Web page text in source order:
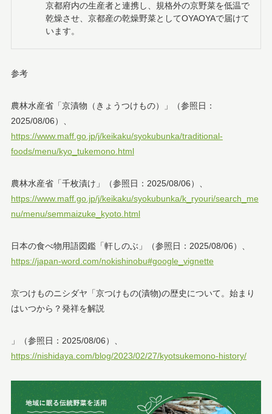
京都府内の生産者と連携し、規格外の京野菜を低温で
乾燥させ、京都産の乾燥野菜としてOYAOYAで届けて
います。
参考
農林水産省「京漬物（きょうつけもの）」（参照日：
2025/08/06）、
https://www.maff.go.jp/j/keikaku/syokubunka/traditional-
foods/menu/kyo_tukemono.html
農林水産省「千枚漬け」（参照日：2025/08/06）、
https://www.maff.go.jp/j/keikaku/syokubunka/k_ryouri/search_me
nu/menu/semmaizuke_kyoto.html
日本の食べ物用語図鑑「軒しのぶ」（参照日：2025/08/06）、
https://japan-word.com/nokishinobu#google_vignette
京つけものニシダヤ「京つけもの(漬物)の歴史について。始まり
はいつから？発祥を解説
」（参照日：2025/08/06）、
https://nishidaya.com/blog/2023/02/27/kyotsukemono-history/